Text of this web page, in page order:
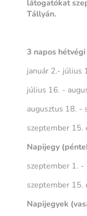
látogatókat
Tállyán.
3 napos
január 2.- július
július 16. -
augusztus 18. -
szeptember 15.
Napijegy
szeptember 1.
szeptember 15.
Napijegyek